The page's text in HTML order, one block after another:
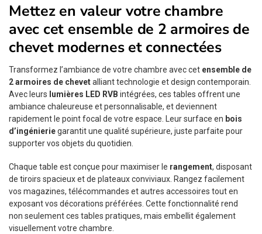
Mettez en valeur votre chambre
avec cet ensemble de 2 armoires de
chevet modernes et connectées
Transformez l’ambiance de votre chambre avec cet ensemble de
2 armoires de chevetalliant technologie et design contemporain.
Avec leurs lumières LED RVB intégrées, ces tables offrent une
ambiance chaleureuse et personnalisable, et deviennent
rapidement le point focal de votre espace. Leur surface en bois
d’ingénieriegarantit une qualité supérieure, juste parfaite pour
supporter vos objets du quotidien.
Chaque table est conçue pour maximiser le rangement, disposant
de tiroirs spacieux et de plateaux conviviaux. Rangez facilement
vos magazines, télécommandes et autres accessoires tout en
exposant vos décorations préférées. Cette fonctionnalité rend
non seulement ces tables pratiques, mais embellit également
visuellement votre chambre.